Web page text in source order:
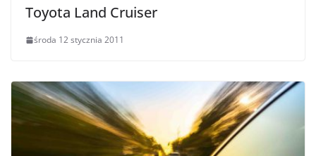
Toyota Land Cruiser
środa 12 stycznia 2011